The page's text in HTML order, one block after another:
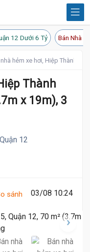
12 Dưới 6 Tỷ Bán Nhà
hẻm xe hơi, Hiệp Thành 35,
Thành
x 19m), 3
12
sánh 03/08 10:24